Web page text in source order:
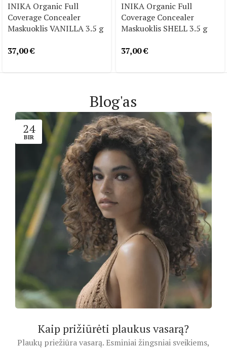
INIKA Organic Full
Coverage Concealer
Maskuoklis VANILLA 3.5 g
37,00€
INIKA Organic Full
Coverage Concealer
Maskuoklis SHELL 3.5 g
37,00€
Blog'as
24
BIR
Kaip prižiūrėti plaukus vasarą?
Plaukų priežiūra vasarą. Esminiai žingsniai sveikiems,